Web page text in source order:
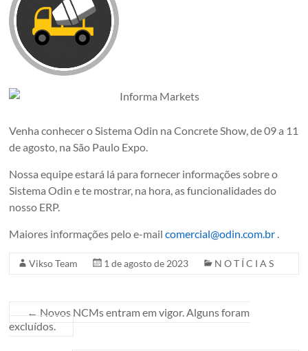
Venha conhecer o Sistema Odin na Concrete Show, de 09 a 11
de agosto, na São Paulo Expo.
Nossa equipe estará lá para fornecer informações sobre o
Sistema Odin e te mostrar, na hora, as funcionalidades do
nosso ERP.
Maiores informações pelo e-mailcomercial@odin.com.br .
Vikso Team 1 de agosto de 2023 N O T Í C I A S
← Novos NCMs entram em vigor. Alguns foram
excluídos.